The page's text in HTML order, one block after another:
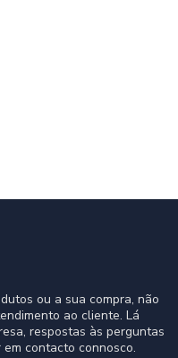
ou a sua compra, não
ao cliente. Lá
respostas às perguntas
contacto connosco.